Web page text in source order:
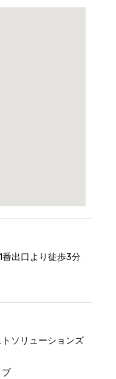
番出口より徒歩3分
ソリューションズ
ブ